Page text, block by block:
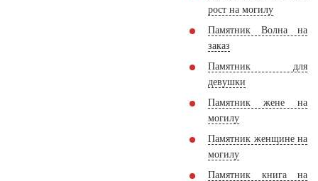
рост на могилу
Памятник Волна на
заказ
Памятник для
девушки
Памятник жене на
могилу
Памятник женщине на
могилу
Памятник книга на